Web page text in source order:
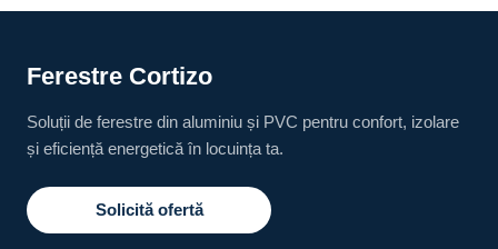
Ferestre Cortizo
Soluții de ferestre din aluminiu și PVC pentru confort, izolare
și eficiență energetică în locuința ta.
Solicită ofertă